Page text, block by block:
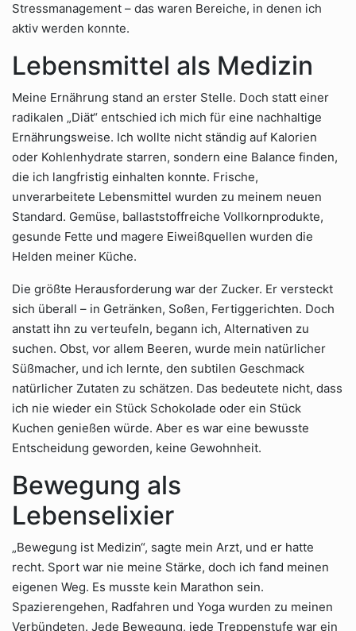
Stressmanagement – das waren Bereiche, in denen ich
aktiv werden konnte.
Lebensmittel als Medizin
Meine Ernährung stand an erster Stelle. Doch statt einer
radikalen „Diät“ entschied ich mich für eine nachhaltige
Ernährungsweise. Ich wollte nicht ständig auf Kalorien
oder Kohlenhydrate starren, sondern eine Balance finden,
die ich langfristig einhalten konnte. Frische,
unverarbeitete Lebensmittel wurden zu meinem neuen
Standard. Gemüse, ballaststoffreiche Vollkornprodukte,
gesunde Fette und magere Eiweißquellen wurden die
Helden meiner Küche.
Die größte Herausforderung war der Zucker. Er versteckt
sich überall – in Getränken, Soßen, Fertiggerichten. Doch
anstatt ihn zu verteufeln, begann ich, Alternativen zu
suchen. Obst, vor allem Beeren, wurde mein natürlicher
Süßmacher, und ich lernte, den subtilen Geschmack
natürlicher Zutaten zu schätzen. Das bedeutete nicht, dass
ich nie wieder ein Stück Schokolade oder ein Stück
Kuchen genießen würde. Aber es war eine bewusste
Entscheidung geworden, keine Gewohnheit.
Bewegung als
Lebenselixier
„Bewegung ist Medizin“, sagte mein Arzt, und er hatte
recht. Sport war nie meine Stärke, doch ich fand meinen
eigenen Weg. Es musste kein Marathon sein.
Spazierengehen, Radfahren und Yoga wurden zu meinen
Verbündeten. Jede Bewegung, jede Treppenstufe war ein